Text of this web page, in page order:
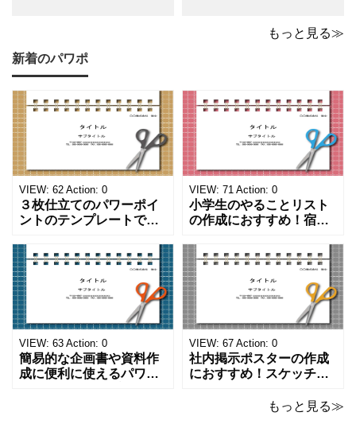
もっと見る≫
新着のパワポ
VIEW: 62 Action: 0
３枚仕立てのパワーポイ
ントのテンプレートで
ペンのワンポイントイラ
ストが描かれています。
ご案内やお知らせなど簡
単な資料を時短で作成で
きる便利なフォーマット
になります。 文房具好き
の方、掲示ポスターを作
成をされたい方におす
VIEW: 71 Action: 0
小学生のやることリスト
の作成におすすめ！宿題
事をまとめたい時のフォ
ーマットにおすすめしま
す。 ノートタイプのフォ
ーマットで文字入れをし
やすく、壁に貼ってもか
わいいデザインです。お
子さんが見てもテンショ
ンが上がるテンプレ
VIEW: 63 Action: 0
簡易的な企画書や資料作
成に便利に使えるパワー
VIEW: 67 Action: 0
社内掲示ポスターの作成
におすすめ！スケッチブ
なパワーポイントのテン
もっと見る≫